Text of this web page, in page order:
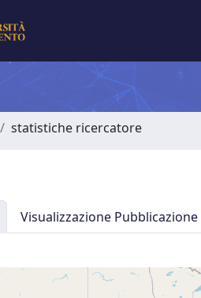
statistiche ricercatore
Visualizzazione Pubblicazione